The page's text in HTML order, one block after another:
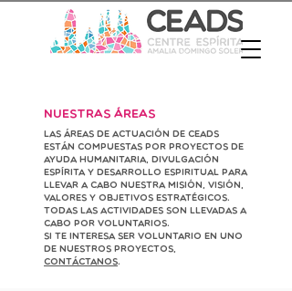
Nuestras áreas
Las áreas de actuación de CEADS
están compuestas por proyectos de
ayuda humanitaria, divulgación
espírita y desarrollo espiritual para
llevar a cabo nuestra misión, visión,
valores y objetivos estratégicos.
Todas las actividades son llevadas a
cabo por voluntarios.
Si te interesa ser voluntario en uno
de nuestros proyectos,
contáctanos.